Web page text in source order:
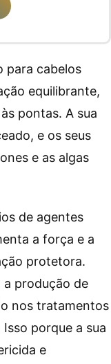
para cabelos
equilibrante,
pontas. A sua
e os seus
e as algas
de agentes
a força e a
protetora.
produção de
nos tratamentos
porque a sua
e